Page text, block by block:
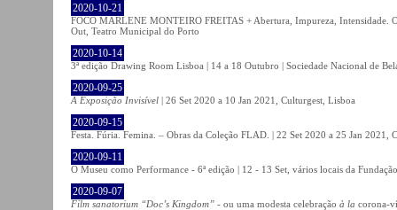
2020-10-21
FOCO MARLENE MONTEIRO FREITAS + Abertura, Impureza, Intensidade.
Out, Teatro Municipal do Porto
2020-10-14
3ª edição Drawing Room Lisboa | 14 a 18 Outubro | Sociedade Nacional de
2020-09-25
A Exposição Invisível | 26 Set 2020 a 10 Jan 2021, Culturgest, Lisboa
2020-09-15
Festa. Fúria. Femina. – Obras da Coleção FLAD. | 22 Set 2020 a 25 Jan
2020-09-11
O Museu como Performance - 6ª edição | 12 - 13 Set, vários locais da
2020-09-07
Film sanatorium “Doc’s Kingdom” - ou uma modesta celebração à la corona-